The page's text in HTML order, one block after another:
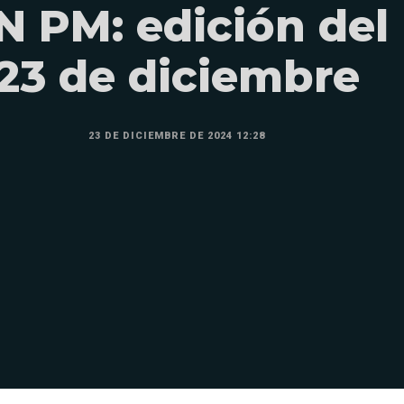
PM: edición del
de diciembre
23 DE DICIEMBRE DE 2024 12:28